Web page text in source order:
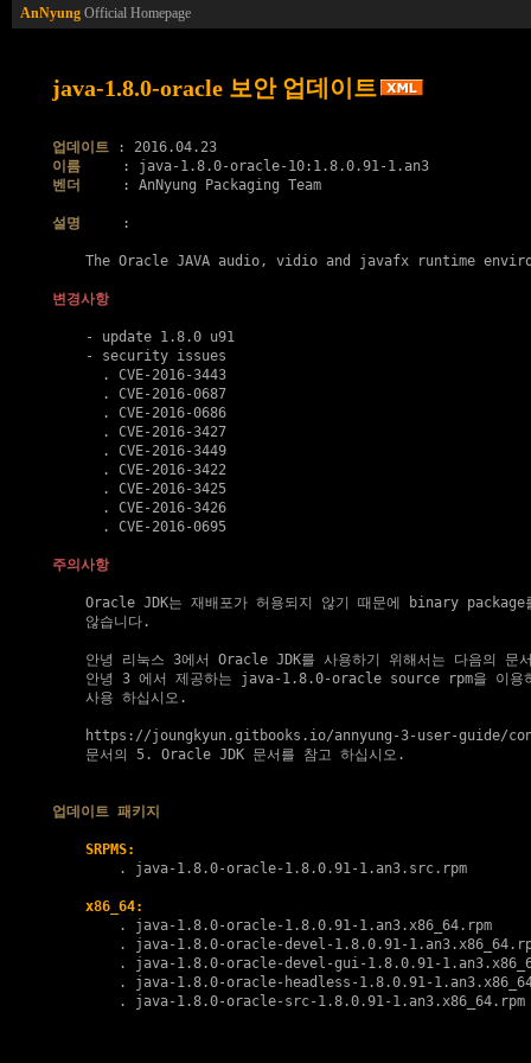
AnNyung Official Homepage
java-1.8.0-oracle 보안 업데이트
업데이트
: 2016.04.23
이름
     : java-1.8.0-oracle-10:1.8.0.91-1.an3
벤더
     : AnNyung Packaging Team
설명
     :
The Oracle JAVA audio, vidio and javafx runtime
변경사항
    - update 1.8.0 u91
    - security issues
      .
CVE-2016-3443
      .
CVE-2016-0687
      .
CVE-2016-0686
      .
CVE-2016-3427
      .
CVE-2016-3449
      .
CVE-2016-3422
      .
CVE-2016-3425
      .
CVE-2016-3426
      .
CVE-2016-0695
주의사항
Oracle JDK는 재배포가 허용되지 않기 때문에 binary package
    않습니다.
안녕 리눅스 3에서 Oracle JDK를 사용하기 위해서는 다음의 문
안녕 3 에서 제공하는 java-1.8.0-oracle source rpm을 이용
    사용 하십시오.
https://joungkyun.gitbooks.io/annyung-3-user-guide/
    문서의 5. Oracle JDK 문서를 참고 하십시오.
업데이트 패키지
SRPMS:
        .
java-1.8.0-oracle-1.8.0.91-1.an3.src.rpm
x86_64:
        . java-1.8.0-oracle-1.8.0.91-1.an3.x86_64.rpm
. java-1.8.0-oracle-devel-1.8.0.91-
. java-1.8.0-oracle-devel-gui-1.8.0.91-
. java-1.8.0-oracle-headless-1.8.0.91-
        . java-1.8.0-oracle-src-1.8.0.91-1.an3.x86_64.rpm